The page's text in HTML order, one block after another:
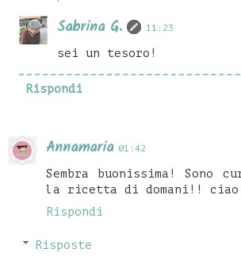
Sabrina G. 11:23
sei un tesoro!
Rispondi
Annamaria 01:42
Sembra buonissima! Sono
la ricetta di domani!! ciao
Rispondi
Risposte